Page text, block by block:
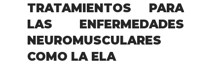
TRATAMIENTOS PARA
LAS ENFERMEDADES
NEUROMUSCULARES
COMO LA ELA